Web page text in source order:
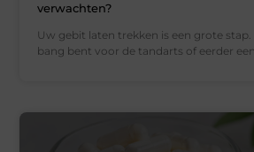
verwachten?
Uw gebit laten trekken is een grote
bang bent voor de tandarts of eerder